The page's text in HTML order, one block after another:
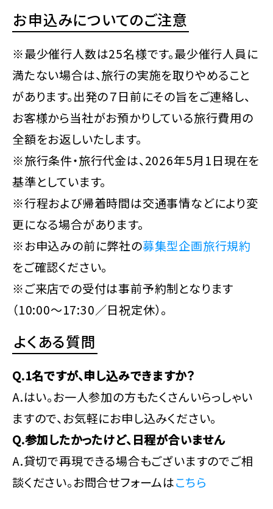
お申込みについてのご注意
※最少催行人数は25名様です。最少催行人員に
満たない場合は、旅行の実施を取りやめること
があります。出発の７日前にその旨をご連絡し、
お客様から当社がお預かりしている旅行費用の
全額をお返しいたします。
※旅行条件・旅行代金は、2026年5月1日現在を
基準としています。
※行程および帰着時間は交通事情などにより変
更になる場合があります。
※お申込みの前に弊社の募集型企画旅行規約
をご確認ください。
※ご来店での受付は事前予約制となります
（10:00～17:30／日祝定休）。
よくある質問
Q.1名ですが、申し込みできますか？
A.はい。お一人参加の方もたくさんいらっしゃい
ますので、お気軽にお申し込みください。
Q.参加したかったけど、日程が合いません
A.貸切で再現できる場合もございますのでご相
談ください。お問合せフォームはこちら